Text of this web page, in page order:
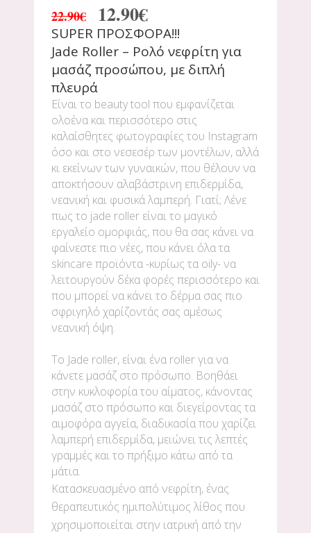
22.90€ 12.90€
SUPER ΠΡΟΣΦΟΡΑ!!!
Jade Roller – Ρολό νεφρίτη για
μασάζ προσώπου, με διπλή
πλευρά
Είναι το beauty tool που εμφανίζεται
ολοένα και περισσότερο στις
καλαίσθητες φωτογραφίες του Instagram
όσο και στο νεσεσέρ των μοντέλων, αλλά
κι εκείνων των γυναικών, που θέλουν να
αποκτήσουν αλαβάστρινη επιδερμίδα,
νεανική και φυσικά λαμπερή. Γιατί; Λένε
πως το jade roller είναι το μαγικό
εργαλείο ομορφιάς, που θα σας κάνει να
φαίνεστε πιο νέες, που κάνει όλα τα
skincare προϊόντα -κυρίως τα oily- να
λειτουργούν δέκα φορές περισσότερο και
που μπορεί να κάνει το δέρμα σας πιο
σφριγηλό χαρίζοντάς σας αμέσως
νεανική όψη.
Το Jade roller, είναι ένα roller για να
κάνετε μασάζ στο πρόσωπο. Βοηθάει
στην κυκλοφορία του αίματος, κάνοντας
μασάζ στο πρόσωπο και διεγείροντας τα
αιμοφόρα αγγεία, διαδικασία που χαρίζει
λαμπερή επιδερμίδα, μειώνει τις λεπτές
γραμμές και το πρήξιμο κάτω από τα
μάτια.
Κατασκευασμένο από νεφρίτη, ένας
θεραπευτικός ημιπολύτιμος λίθος που
χρησιμοποιείται στην ιατρική από την